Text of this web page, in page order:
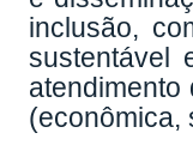
inclusão,
sustentável
(econômica,